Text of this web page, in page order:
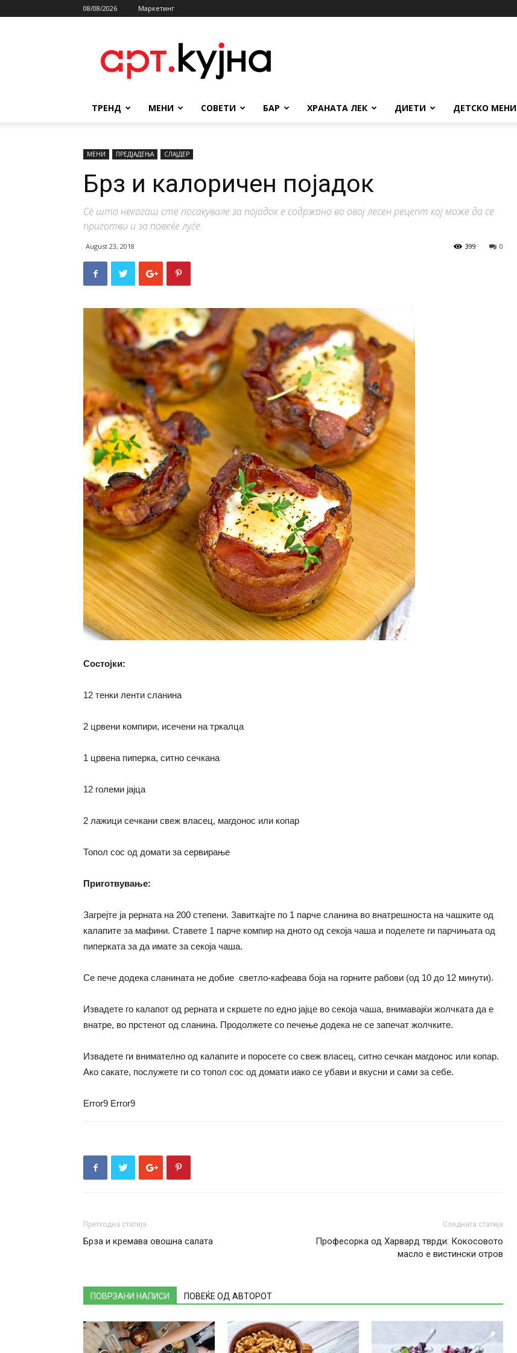
08/08/2026 Маркетинг
ТРЕНД МЕНИ СОВЕТИ БАР ХРАНАТА ЛЕК ДИЕТИ ДЕТСКО МЕНИ
МЕНИ ПРЕДЈАДЕЊА СЛАЈДЕР
Брз и калоричен појадок
Сè што некогаш сте посакувале за појадок е содржано во овој лесен рецепт кој може да се
приготви и за повеќе луѓе.
August 23, 2018 0
399
Состојки:
12 тенки ленти сланина
2 црвени компири, исечени на тркалца
1 црвена пиперка, ситно сечкана
12 големи јајца
2 лажици сечкани свеж власец, магдонос или копар
Топол сос од домати за сервирање
Приготвување:
Загрејте ја рерната на 200 степени. Завиткајте по 1 парче сланина во внатрешноста на чашките од
калапите за мафини. Ставете 1 парче компир на дното од секоја чаша и поделете ги парчињата од
пиперката за да имате за секоја чаша.
Се пече додека сланината не добие светло-кафеава боја на горните рабови (од 10 до 12 минути).
Извадете го калапот од рерната и скршете по едно јајце во секоја чаша, внимавајќи жолчката да е
внатре, во прстенот од сланина. Продолжете со печење додека не се запечат жолчките.
Извадете ги внимателно од калапите и поросете со свеж власец, ситно сечкан магдонос или копар.
Ако сакате, послужете ги со топол сос од домати иако се убави и вкусни и сами за себе.
Error9 Error9
Претходна статија
Брза и кремава овошна салата
Следната статија
Професорка од Харвард тврди: Кокосовото
масло е вистински отров
ПОВРЗАНИ НАПИСИ ПОВЕЌЕ ОД АВТОРОТ